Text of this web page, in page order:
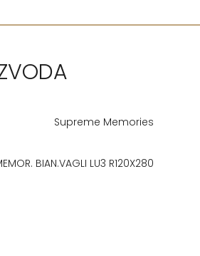
Supreme Memories
BIAN.VAGLI LU3 R120X280